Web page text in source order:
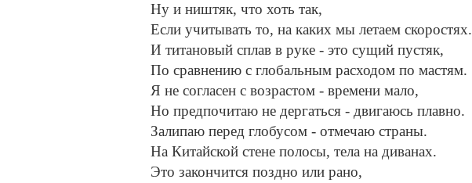
Ну и ништяк, что хоть так,
Если учитывать то, на каких мы летаем скоростях.
И титановый сплав в руке - это сущий пустяк,
По сравнению с глобальным расходом по мастям.
Я не согласен с возрастом - времени мало,
Но предпочитаю не дергаться - двигаюсь плавно.
Залипаю перед глобусом - отмечаю страны.
На Китайской стене полосы, тела на диванах.
Это закончится поздно или рано,